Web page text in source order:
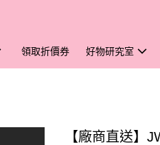
領取折價券 好物研究室
【廠商直送】